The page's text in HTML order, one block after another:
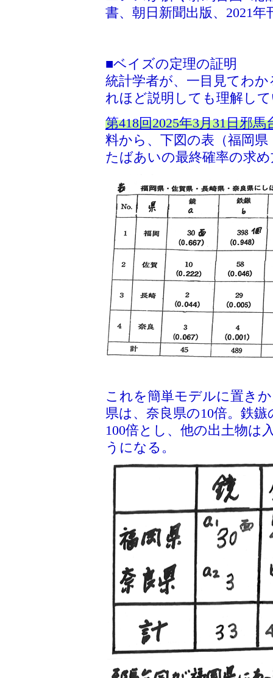
書、朝日新聞出版、2021
■ベイズの定理の証明
統計学者が、一目見てわ
れほど説明しても理解し
第418回2025年3月31日邪
料から、下図の表（福岡
たばあいの最終確率の求
これを簡単モデルに置き
県は、奈良県の10倍。鉄
100倍とし、他の出土物は
うになる。